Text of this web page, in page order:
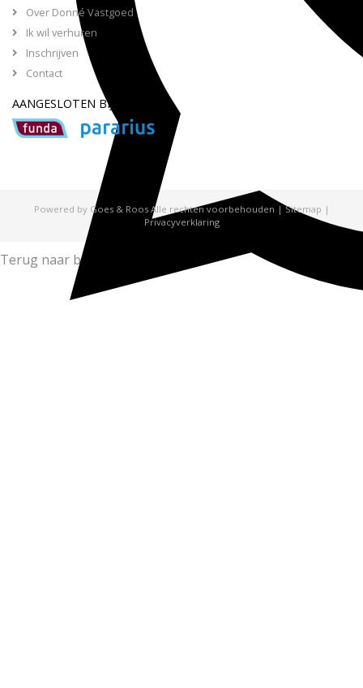
Over Donné Vastgoed
Ik wil verhuren
Inschrijven
Contact
AANGESLOTEN BIJ
Powered by Goes & Roos Alle rechten voorbehouden |Sitemap |
Privacyverklaring